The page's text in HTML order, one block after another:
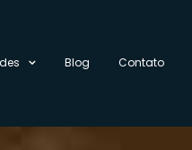
Blog Contato